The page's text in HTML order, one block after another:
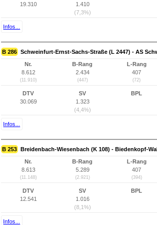
19.310
1.410
(7,3%)
Infos...
B 286 Schweinfurt-Ernst-Sachs-Straße (L 2447) - AS
Nr.
8.612
(11.910)
B-Rang
2.434
(447)
L-Rang
407
(72)
DTV
30.069
SV
1.323
(4,4%)
BPL
Infos...
B 253 Breidenbach-Wiesenbach (K 108) - Biedenkopf-
Nr.
8.613
(11.148)
B-Rang
5.289
(2.921)
L-Rang
407
(394)
DTV
12.541
SV
1.016
(8,1%)
BPL
Infos...